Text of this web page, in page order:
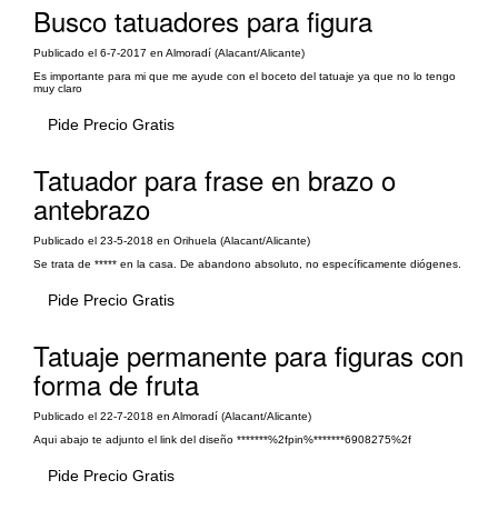
Busco tatuadores para figura
Publicado el 6-7-2017 en Almoradí (Alacant/Alicante)
Es importante para mi que me ayude con el boceto del tatuaje ya que no lo tengo
muy claro
Pide Precio Gratis
Tatuador para frase en brazo o
antebrazo
Publicado el 23-5-2018 en Orihuela (Alacant/Alicante)
Se trata de ***** en la casa. De abandono absoluto, no específicamente diógenes.
Pide Precio Gratis
Tatuaje permanente para figuras con
forma de fruta
Publicado el 22-7-2018 en Almoradí (Alacant/Alicante)
Aqui abajo te adjunto el link del diseño *******%2fpin%*******6908275%2f
Pide Precio Gratis